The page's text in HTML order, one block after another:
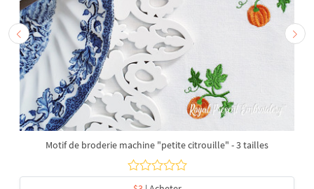
Motif de broderie machine "petite citrouille" - 3 tailles